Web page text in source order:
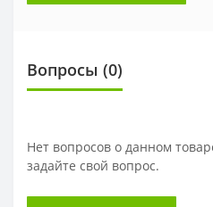
Вопросы (0)
Нет вопросов о данном
задайте свой вопрос.